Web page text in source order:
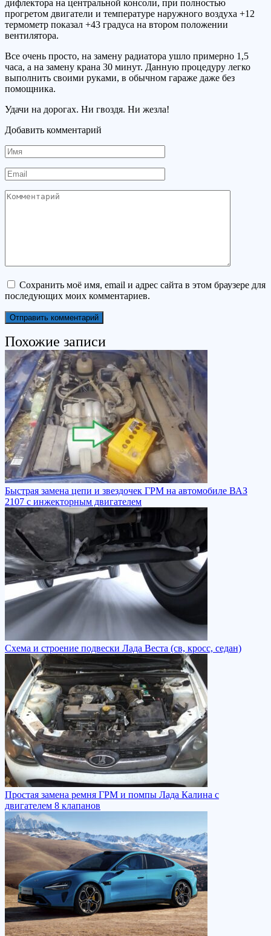
дифлектора на центральной консоли, при полностью
прогретом двигатели и температуре наружного воздуха +12
термометр показал +43 градуса на втором положении
вентилятора.
Все очень просто, на замену радиатора ушло примерно 1,5
часа, а на замену крана 30 минут. Данную процедуру легко
выполнить своими руками, в обычном гараже даже без
помощника.
Удачи на дорогах. Ни гвоздя. Ни жезла!
Добавить комментарий
Имя
Email
Комментарий
Сохранить моё имя, email и адрес сайта в этом браузере для
последующих моих комментариев.
Похожие записи
Быстрая замена цепи и звездочек ГРМ на автомобиле ВАЗ
2107 с инжекторным двигателем
Схема и строение подвески Лада Веста (св, кросс, седан)
Простая замена ремня ГРМ и помпы Лада Калина с
двигателем 8 клапанов